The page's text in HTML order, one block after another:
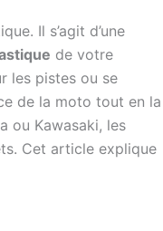
Il s’agit d’une
de votre
les pistes ou se
de la moto tout en la
ou Kawasaki, les
Cet article explique